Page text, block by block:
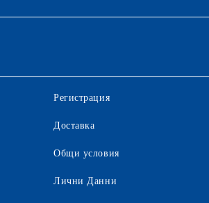
Регистрация
Доставка
Общи условия
Лични Данни